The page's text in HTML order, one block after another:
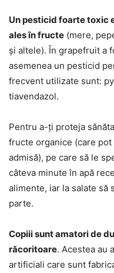
Un pesticid foarte toxic
ales în fructe (mere,
și altele). În grapefruit a
asemenea un pesticid
frecvent utilizate sunt:
tiavendazol.
Pentru a-ți proteja
fructe organice (care
admisă), pe care să le
câteva minute în apă
alimente, iar la salate să
parte.
Copiii sunt amatori de
răcoritoare. Acestea au
artificiali care sunt